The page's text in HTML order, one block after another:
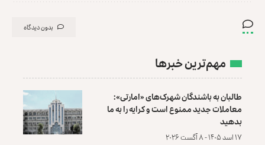
بدون دیدگاه
مهم‌ترین خبرها
طالبان به باشندگان شهرک‌های «امارتی»:
معاملات جدید ممنوع است و کرایه را به ما
بدهید
۱۷ اسد ۱۴۰۵ - ۸ آگست ۲۰۲۶